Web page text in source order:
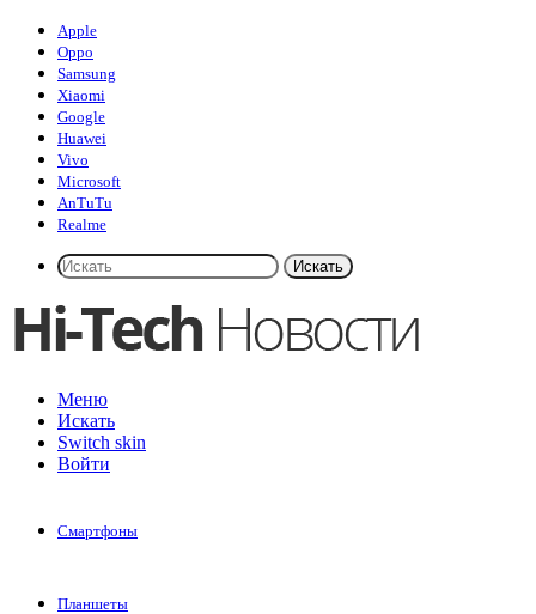
Apple
Oppo
Samsung
Xiaomi
Google
Huawei
Vivo
Microsoft
AnTuTu
Realme
Искать
Меню
Искать
Switch skin
Войти
Смартфоны
Планшеты